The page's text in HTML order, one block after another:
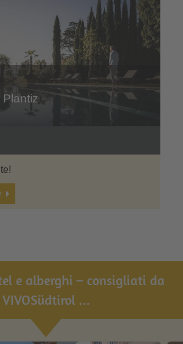
Plantiz
e alberghi – consigliati da
VIVOSüdtirol ...